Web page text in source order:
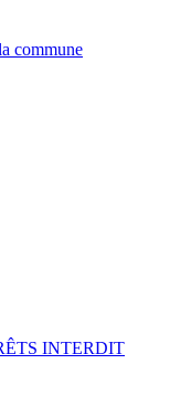
commune
INTERDIT